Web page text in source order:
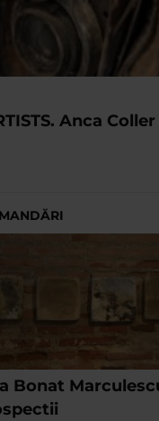
Anca Coller
Bonat